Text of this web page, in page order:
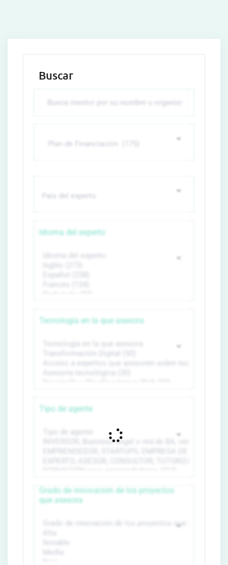
Buscar
Idioma del experto
Tecnología en la que asesora
Tipo de agente
Grado de innovación de los proyectos
que asesora